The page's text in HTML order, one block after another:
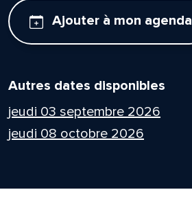
Ajouter à mon agenda
Autres dates disponibles
jeudi 03 septembre 2026
jeudi 08 octobre 2026